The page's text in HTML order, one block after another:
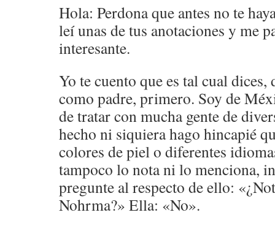
Hola: Perdona que antes no te
leí unas de tus anotaciones y me
interesante.
Yo te cuento que es tal cual
como padre, primero. Soy de
de tratar con mucha gente de
hecho ni siquiera hago hincapié
colores de piel o diferentes
tampoco lo nota ni lo menciona,
pregunte al respecto de ello:
Nohrma?» Ella: «No».